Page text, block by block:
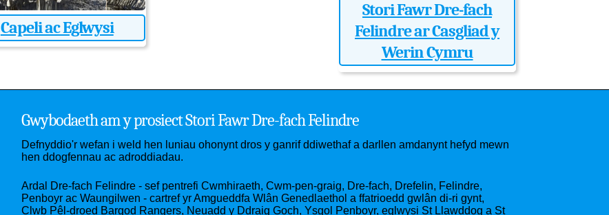
Capeli ac Eglwysi
Stori Fawr Dre-fach
Felindre ar Casgliad y
Werin Cymru
Gwybodaeth am y prosiect Stori Fawr Dre-fach Felindre
Defnyddio'r wefan i weld hen luniau ohonynt dros y ganrif ddiwethaf a darllen amdanynt hefyd mewn
hen ddogfennau ac adroddiadau.
Ardal Dre-fach Felindre - sef pentrefi Cwmhiraeth, Cwm-pen-graig, Dre-fach, Drefelin, Felindre,
Penboyr ac Waungilwen - cartref yr Amgueddfa Wlân Genedlaethol a ffatrioedd gwlân di-ri gynt,
Clwb Pêl-droed Bargod Rangers, Neuadd y Ddraig Goch, Ysgol Penboyr, eglwysi St Llawddog a St